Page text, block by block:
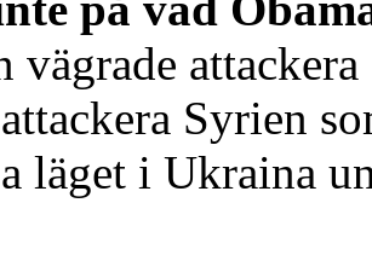
vägrade
Syrien
läget i Ukraina